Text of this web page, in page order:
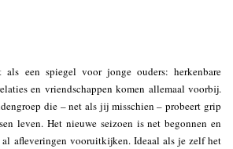
als een spiegel voor jonge ouders: herkenbare
en vriendschappen komen allemaal voorbij.
die – net als jij misschien – probeert grip
leven. Het nieuwe seizoen is net begonnen en
afleveringen vooruitkijken. Ideaal als je zelf het